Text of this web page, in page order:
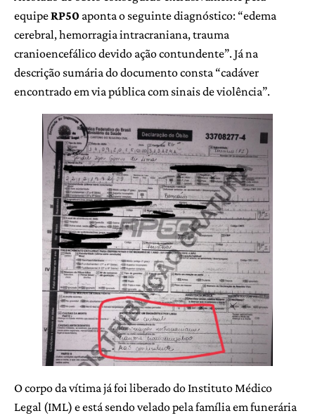
equipeRP50 aponta o seguinte diagnóstico: “edema
cerebral, hemorragia intracraniana, trauma
cranioencefálico devido ação contundente”. Já na
descrição sumária do documento consta “cadáver
encontrado em via pública com sinais de violência”.
O corpo da vítima já foi liberado do Instituto Médico
Legal (IML) e está sendo velado pela família em funerária